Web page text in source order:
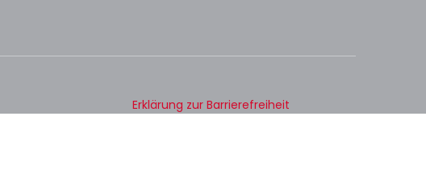
Erklärung zur Barrierefreiheit